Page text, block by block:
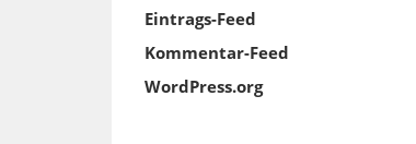
Eintrags-Feed
Kommentar-Feed
WordPress.org